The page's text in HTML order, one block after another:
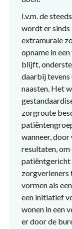
I.v.m. de
wordt er sinds
extramurale
opname in
blijft,
daarbij tevens
naasten. Het
zorgroute
wanneer,
resultaten,
patiëntgericht
zorgverleners
vormen als
een initiatief
wonen in een
er door de